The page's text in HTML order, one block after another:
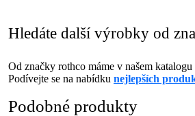
Hledáte další výrobky od
Od značky rothco máme v našem
Podívejte se na nabídku nejlepších
Podobné produkty